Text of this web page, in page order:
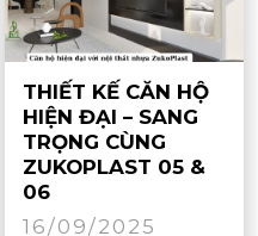
THIẾT KẾ CĂN HỘ
HIỆN ĐẠI – SANG
TRỌNG CÙNG
ZUKOPLAST 05 &
06
16/09/2025